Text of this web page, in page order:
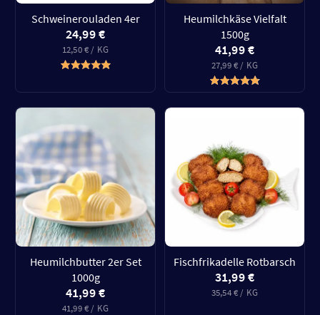
Schweinerouladen 4er
24,99 €
12,50 € / KG
Heumilchkäse Vielfalt
1500g
41,99 €
27,99 € / KG
Heumilchbutter 2er Set
1000g
41,99 €
41,99 € / KG
Fischfrikadelle Rotbarsch
31,99 €
35,54 € / KG